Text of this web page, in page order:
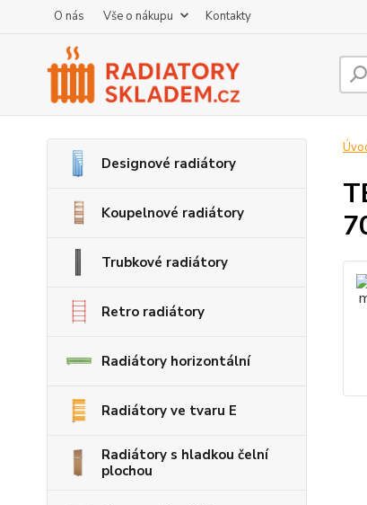
O nás Vše o nákupu Kontakty
Designové radiátory
Koupelnové radiátory
Trubkové radiátory
Retro radiátory
Radiátory horizontální
Radiátory ve tvaru E
Radiátory s hladkou čelní
plochou